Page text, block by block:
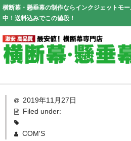
横断幕・懸垂幕の制作ならインクジェットモ
中！送料込みでこの値段！
Top
幕仕様
2019年11月27日
Filed under:
COM'S